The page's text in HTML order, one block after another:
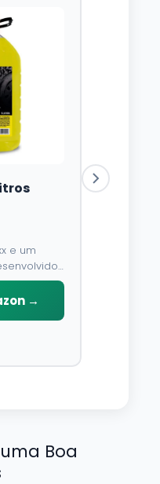
e um
e
veiculo.
pode
→
Boa